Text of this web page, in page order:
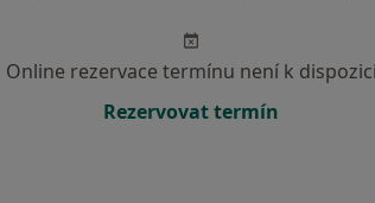
Online rezervace termínu není k dispozici
Rezervovat termín